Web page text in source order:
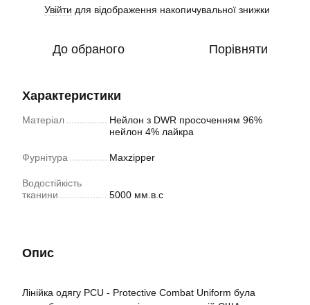
Увійти для відображення накопичувальної знижки
До обраного Порівняти
Характеристики
Матеріал
Нейлон з DWR просоченням 96%
нейлон 4% лайкра
Фурнітура Maxzipper
Водостійкість
тканини
5000 мм.в.с
Опис
Лінійка одягу PCU - Protective Combat Uniform була